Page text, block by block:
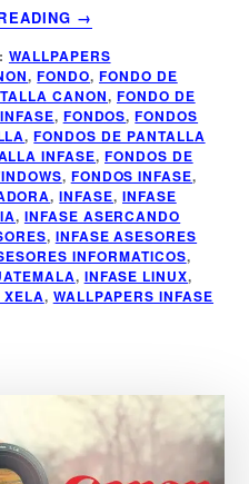
ACERCA
DE
FONDO
DE
PANTALLA
CANON
→
WALLPAPERS
,FONDO,FONDO DE
CANON, FONDO DE
, FONDOS,FONDOS
,FONDOS DE PANTALLA
INFASE,FONDOS DE
, FONDOS INFASE,
,INFASE, INFASE
, INFASE ASERCANDO
, INFASE ASESORES
INFORMATICOS,
, INFASE LINUX,
XELA, WALLPAPERS INFASE